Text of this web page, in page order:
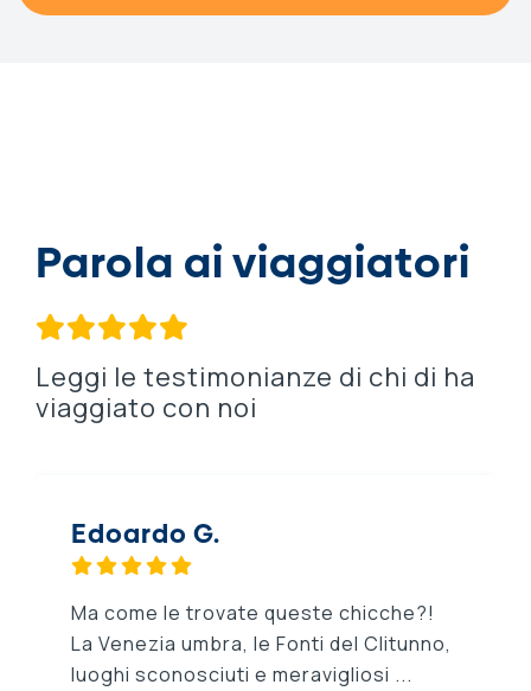
Parola ai viaggiatori
Leggi le testimonianze di chi di ha
viaggiato con noi
Edoardo G.
Ma come le trovate queste chicche?!
La Venezia umbra, le Fonti del Clitunno,
luoghi sconosciuti e meravigliosi ...